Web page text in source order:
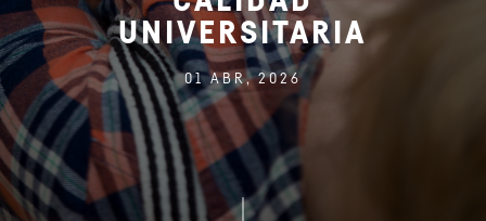
UNIVERSITARIA
01 ABR, 2026